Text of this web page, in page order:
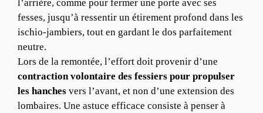
l’arrière, comme pour fermer une porte avec ses
fesses, jusqu’à ressentir un étirement profond dans les
ischio-jambiers, tout en gardant le dos parfaitement
neutre.
Lors de la remontée, l’effort doit provenir d’une
contraction volontaire des fessiers pour propulser
les hanches vers l’avant, et non d’une extension des
lombaires. Une astuce efficace consiste à penser à